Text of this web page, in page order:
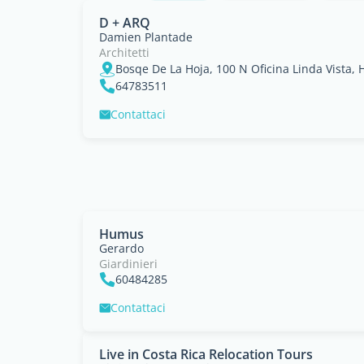
D + ARQ
Damien Plantade
Architetti
Bosqe De La Hoja, 100 N Oficina Linda Vista,
64783511
Contattaci
Humus
Gerardo
Giardinieri
60484285
Contattaci
Live in Costa Rica Relocation Tours